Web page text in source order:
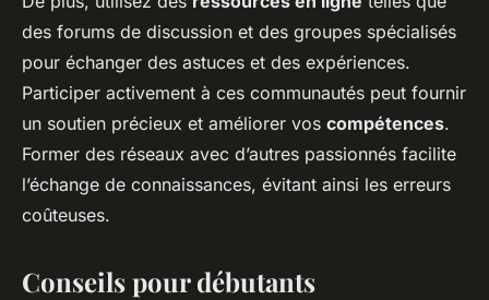
des forums de discussion et des groupes spécialisés
pour échanger des astuces et des expériences.
Participer activement à ces communautés peut fournir
un soutien précieux et améliorer vos compétences.
Former des réseaux avec d’autres passionnés facilite
l’échange de connaissances, évitant ainsi les erreurs
coûteuses.
Conseils pour débutants